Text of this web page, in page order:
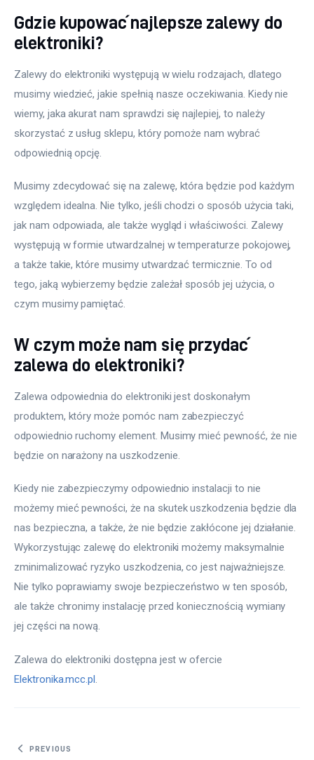
Gdzie kupować najlepsze zalewy do
elektroniki?
Zalewy do elektroniki występują w wielu rodzajach, dlatego
musimy wiedzieć, jakie spełnią nasze oczekiwania. Kiedy nie
wiemy, jaka akurat nam sprawdzi się najlepiej, to należy
skorzystać z usług sklepu, który pomoże nam wybrać
odpowiednią opcję.
Musimy zdecydować się na zalewę, która będzie pod każdym
względem idealna. Nie tylko, jeśli chodzi o sposób użycia taki,
jak nam odpowiada, ale także wygląd i właściwości. Zalewy
występują w formie utwardzalnej w temperaturze pokojowej,
a także takie, które musimy utwardzać termicznie. To od
tego, jaką wybierzemy będzie zależał sposób jej użycia, o
czym musimy pamiętać.
W czym może nam się przydać
zalewa do elektroniki?
Zalewa odpowiednia do elektroniki jest doskonałym
produktem, który może pomóc nam zabezpieczyć
odpowiednio ruchomy element. Musimy mieć pewność, że nie
będzie on narażony na uszkodzenie.
Kiedy nie zabezpieczymy odpowiednio instalacji to nie
możemy mieć pewności, że na skutek uszkodzenia będzie dla
nas bezpieczna, a także, że nie będzie zakłócone jej działanie.
Wykorzystując zalewę do elektroniki możemy maksymalnie
zminimalizować ryzyko uszkodzenia, co jest najważniejsze.
Nie tylko poprawiamy swoje bezpieczeństwo w ten sposób,
ale także chronimy instalację przed koniecznością wymiany
jej części na nową.
Zalewa do elektroniki dostępna jest w ofercie
Elektronika.mcc.pl
Nawigacja wpisu
PREVIOUS